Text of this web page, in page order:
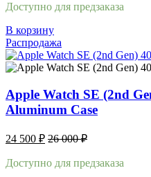
Доступно для предзаказа
В корзину
Распродажа
Apple Watch SE (2nd
Aluminum Case
24 500 ₽ 26 000₽
Доступно для предзаказа